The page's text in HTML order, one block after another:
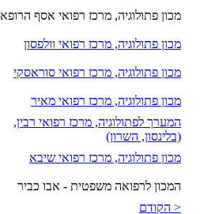
מכון פתולוגיה, מרכז רפואי אסף הרופא
מכון פתולוגיה, מרכז רפואי וולפסון
מכון פתולוגיה, מרכז רפואי סוראסקי
מכון פתולוגיה, מרכז רפואי מאיר
המערך לפתולוגיה, מרכז רפואי רבין,
(בלינסון, השרון)
מכון פתולוגיה, מרכז רפואי שיבא
המכון לרפואה משפטית - אבו כביר
< הקודם